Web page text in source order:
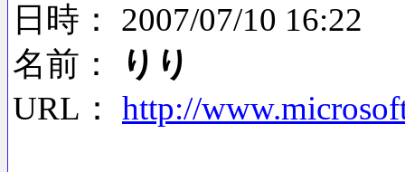
日時： 2007/07/10 16:22
名前：
りり
URL： http://